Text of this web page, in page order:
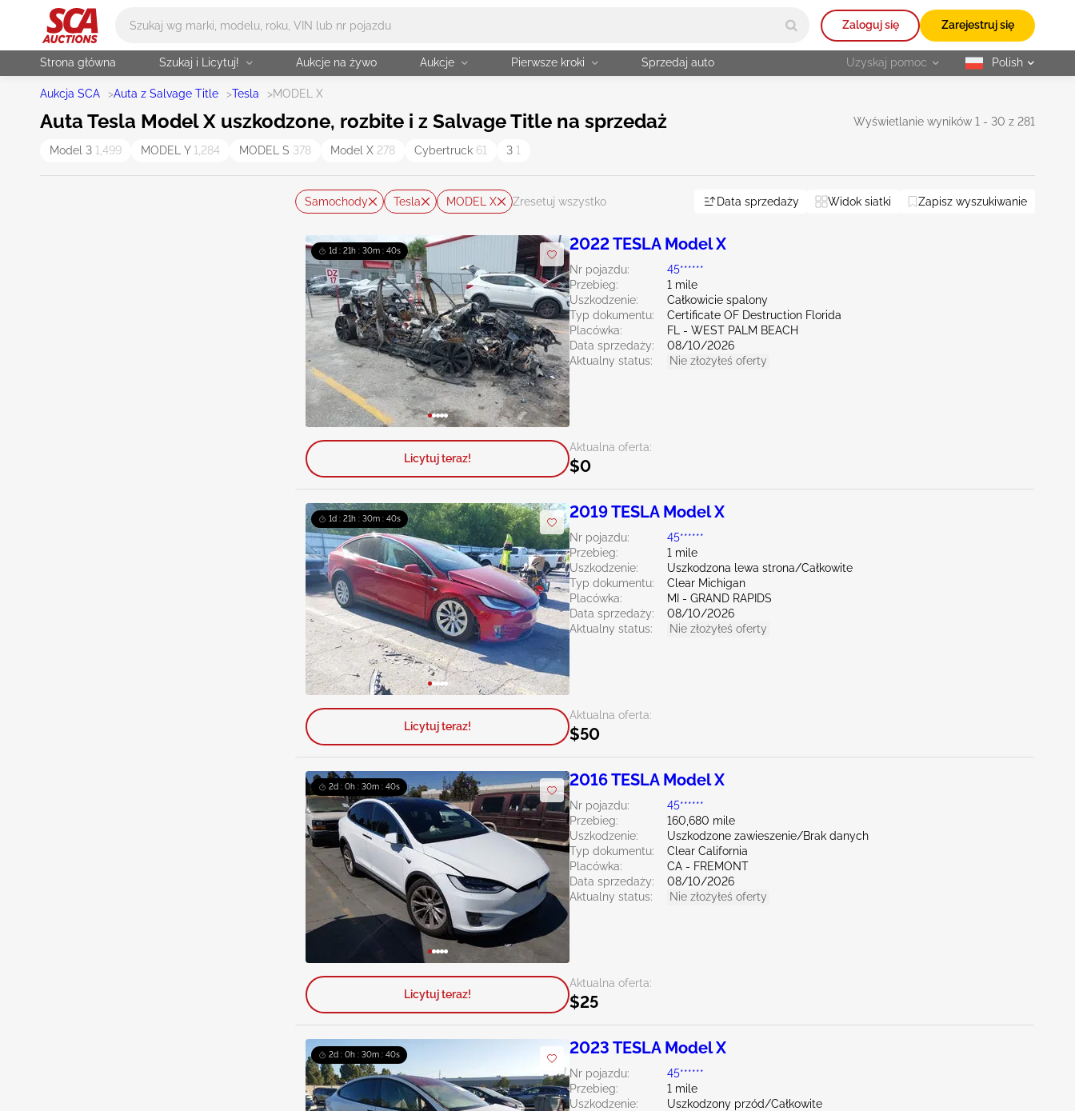
Zaloguj się Zarejestruj się
Strona główna Szukaj i Licytuj! Aukcje na żywo Aukcje Pierwsze kroki Sprzedaj auto Uzyskaj pomoc selected
Polish
Aukcja SCA >Auta z Salvage Title >Tesla >MODEL X
Auta Tesla Model X uszkodzone, rozbite i z Salvage Title na sprzedaż Wyświetlanie wyników 1 - 30 z 281
Model 3 1,499 MODEL Y 1,284 MODEL S 378 Model X 278 Cybertruck 61 3 1
Samochody Tesla MODEL X Zresetuj wszystko Data sprzedaży Widok siatki Zapisz wyszukiwanie
1d : 21h : 30m : 39s 2022 TESLA Model X
Nr pojazdu:
45******
Przebieg:
1 mile
Uszkodzenie:
Całkowicie spalony
Typ dokumentu:
Certificate OF Destruction Florida
Placówka:
FL - WEST PALM BEACH
Data sprzedaży:
08/10/2026
Aktualny status:
Nie złożyłeś oferty
Aktualna oferta:
$0
Licytuj teraz!
1d : 21h : 30m : 39s 2019 TESLA Model X
Nr pojazdu:
45******
Przebieg:
1 mile
Uszkodzenie:
Uszkodzona lewa strona/Całkowite
Typ dokumentu:
Clear Michigan
Placówka:
MI - GRAND RAPIDS
Data sprzedaży:
08/10/2026
Aktualny status:
Nie złożyłeś oferty
Aktualna oferta:
$50
Licytuj teraz!
2d : 0h : 30m : 39s 2016 TESLA Model X
Nr pojazdu:
45******
Przebieg:
160,680 mile
Uszkodzenie:
Uszkodzone zawieszenie/Brak danych
Typ dokumentu:
Clear California
Placówka:
CA - FREMONT
Data sprzedaży:
08/10/2026
Aktualny status:
Nie złożyłeś oferty
Aktualna oferta:
$25
Licytuj teraz!
2d : 0h : 30m : 39s 2023 TESLA Model X
Nr pojazdu:
45******
Przebieg:
1 mile
Uszkodzenie:
Uszkodzony przód/Całkowite